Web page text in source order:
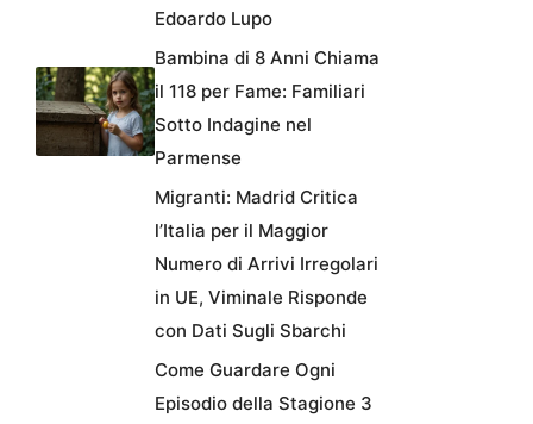
Edoardo Lupo
Bambina di 8 Anni Chiama
il 118 per Fame: Familiari
Sotto Indagine nel
Parmense
Migranti: Madrid Critica
l’Italia per il Maggior
Numero di Arrivi Irregolari
in UE, Viminale Risponde
con Dati Sugli Sbarchi
Come Guardare Ogni
Episodio della Stagione 3